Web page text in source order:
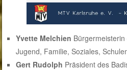
Yvette Melchien
Jugend, Familie, Soziales,
Gert Rudolph Präsident des